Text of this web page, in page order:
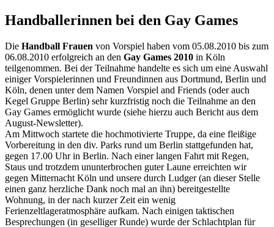
Handballerinnen bei den Gay Games
Die Handball Frauen von Vorspiel haben vom 05.08.2010 bis zum
06.08.2010 erfolgreich an den Gay Games 2010 in Köln
teilgenommen. Bei der Teilnahme handelte es sich um eine Auswahl
einiger Vorspielerinnen und Freundinnen aus Dortmund, Berlin und
Köln, denen unter dem Namen Vorspiel and Friends (oder auch
Kegel Gruppe Berlin) sehr kurzfristig noch die Teilnahme an den
Gay Games ermöglicht wurde (siehe hierzu auch Bericht aus dem
August-Newsletter).
Am Mittwoch startete die hochmotivierte Truppe, da eine fleißige
Vorbereitung in den div. Parks rund um Berlin stattgefunden hat,
gegen 17.00 Uhr in Berlin. Nach einer langen Fahrt mit Regen,
Staus und trotzdem ununterbrochen guter Laune erreichten wir
gegen Mitternacht Köln und unsere durch Ludger (an dieser Stelle
einen ganz herzliche Dank noch mal an ihn) bereitgestellte
Wohnung, in der nach kurzer Zeit ein wenig
Ferienzeltlageratmosphäre aufkam. Nach einigen taktischen
Besprechungen (in geselliger Runde) wurde der Schlachtplan für